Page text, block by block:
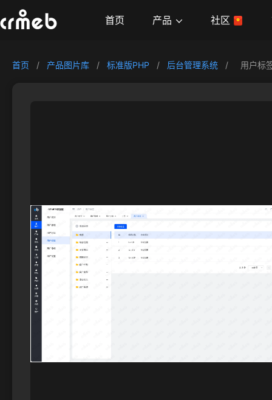
首页 产品 社区
首页 / 产品图片库 / 标准版PHP / 后台管理系统 / 用户标